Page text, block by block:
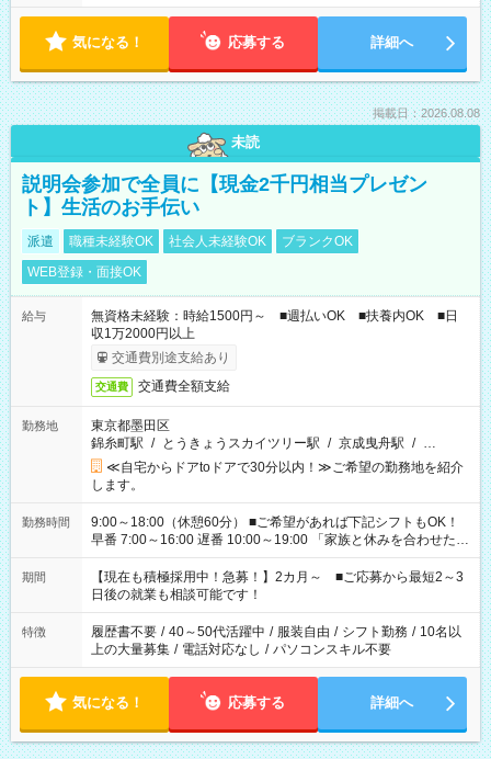
気になる！ 応募する 詳細へ
掲載日：2026.08.08
未読
説明会参加で全員に【現金2千円相当プレゼン
ト】生活のお手伝い
派遣 職種未経験OK 社会人未経験OK
ブランクOK
WEB登録・面接OK
給与
無資格未経験：時給1500円～ ■週払いOK ■扶養内OK ■日
収1万2000円以上
交通費別途支給あり
交通費 交通費全額支給
勤務地
東京都墨田区
錦糸町駅 / とうきょうスカイツリー駅 / 京成曳舟駅 / …
≪自宅からドアtoドアで30分以内！≫ご希望の勤務地を紹介
します。
勤務時間
9:00～18:00（休憩60分） ■ご希望があれば下記シフトもOK！
早番 7:00～16:00 遅番 10:00～19:00 「家族と休みを合わせた
い」 「余裕を持って夕飯の準備がしたい」 「できれば残業はし
たくない」 など、ご希望を教えてくださいね。 ※Wワーク希望
の方へ 今ご覧のお仕事で希望する勤務時間と、もう1つのお仕事
の勤務時間。 合計で週40時間を超える場合は応募できません。
期間
【現在も積極採用中！急募！】2カ月～ ■ご応募から最短2～3
日後の就業も相談可能です！
特徴 履歴書不要 / 40～50代活躍中 / 服装自由 / シフト勤務 / 10名以
上の大量募集 / 電話対応なし / パソコンスキル不要
気になる！ 応募する 詳細へ